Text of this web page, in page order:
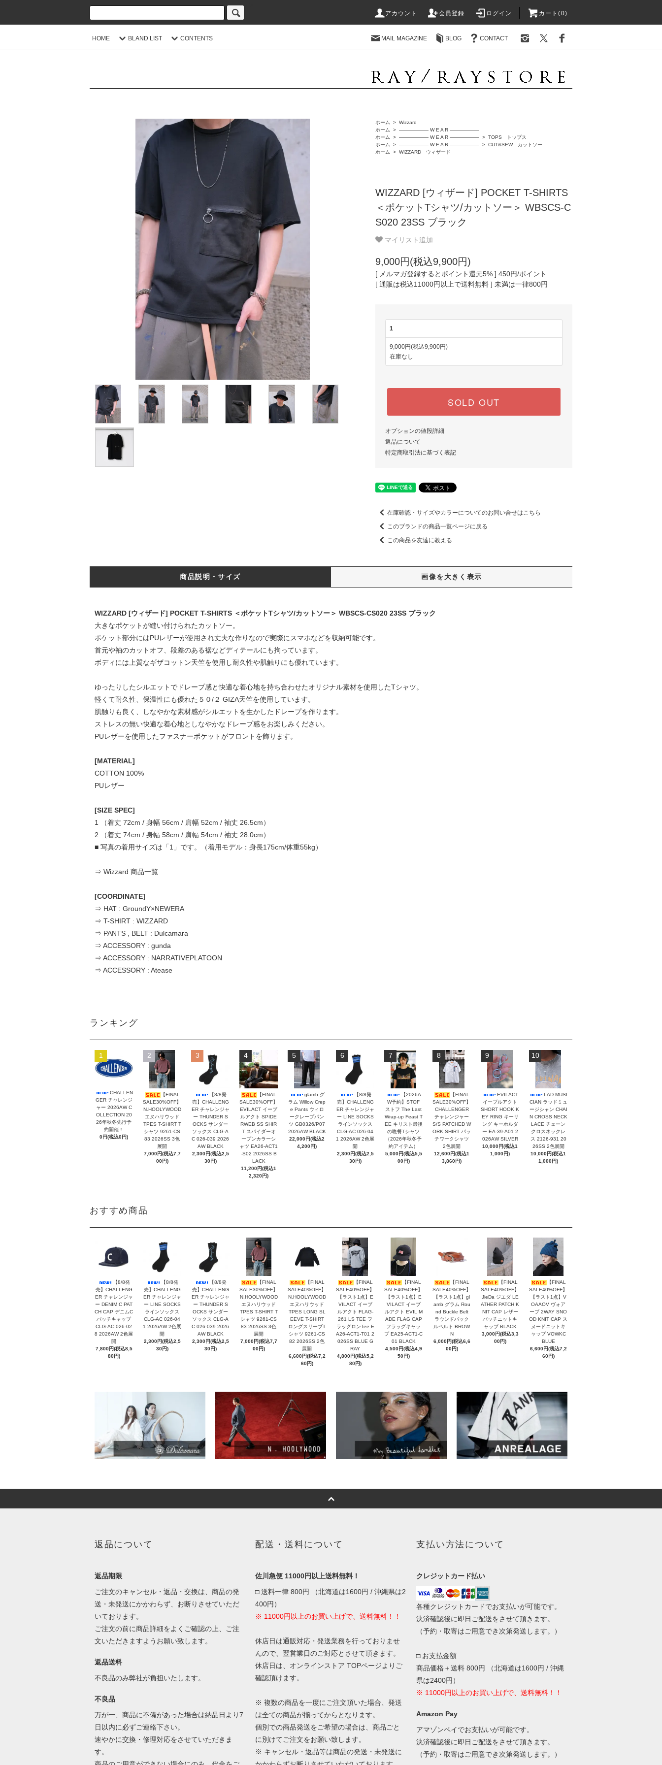
アカウント 会員登録 ログイン カート(0)
HOME BLAND LIST CONTENTS MAIL MAGAZINE BLOG CONTACT
ホーム > Wizzard
ホーム
> ―――――― W E A R ――――――
ホーム
> ―――――― W E A R ―――――― > TOPS トップス
ホーム
> ―――――― W E A R ―――――― > CUT&SEW カットソー
ホーム
> WIZZARD ウィザード
WIZZARD [ウィザード] POCKET T-SHIRTS
＜ポケットTシャツ/カットソー＞ WBSCS-C
S020 23SS ブラック
マイリスト追加
9,000円(税込9,900円)
[ メルマガ登録するとポイント還元5% ] 450円/ポイント
[ 通販は税込11000円以上で送料無料 ] 未満は一律800円
1
9,000円(税込9,900円)
在庫なし
SOLD OUT
オプションの値段詳細
返品について
特定商取引法に基づく表記
在庫確認・サイズやカラーについてのお問い合せはこちら
このブランドの商品一覧ページに戻る
この商品を友達に教える
商品説明・サイズ 画像を大きく表示
WIZZARD [ウィザード] POCKET T-SHIRTS ＜ポケットTシャツ/カットソー＞ WBSCS-CS020 23SS ブラック
大きなポケットが縫い付けられたカットソー。
ポケット部分にはPUレザーが使用され丈夫な作りなので実際にスマホなどを収納可能です。
首元や袖のカットオフ、段差のある裾などディテールにも拘っています。
ボディには上質なギザコットン天竺を使用し耐久性や肌触りにも優れています。
ゆったりしたシルエットでドレープ感と快適な着心地を持ち合わせたオリジナル素材を使用したTシャツ。
軽くて耐久性、保温性にも優れた５０/２ GIZA天竺を使用しています。
肌触りも良く、しなやかな素材感がシルエットを生かしたドレープを作ります。
ストレスの無い快適な着心地としなやかなドレープ感をお楽しみください。
PUレザーを使用したファスナーポケットがフロントを飾ります。
[MATERIAL]
COTTON 100%
PUレザー
[SIZE SPEC]
1 （着丈 72cm / 身幅 56cm / 肩幅 52cm / 袖丈 26.5cm）
2 （着丈 74cm / 身幅 58cm / 肩幅 54cm / 袖丈 28.0cm）
■ 写真の着用サイズは「1」です。（着用モデル：身長175cm/体重55kg）
⇒ Wizzard 商品一覧
[COORDINATE]
⇒ HAT : GroundY×NEWERA
⇒ T-SHIRT : WIZZARD
⇒ PANTS , BELT : Dulcamara
⇒ ACCESSORY : gunda
⇒ ACCESSORY : NARRATIVEPLATOON
⇒ ACCESSORY : Atease
ランキング
1
CHALLEN
GER チャレンジ
ャー 2026AW C
OLLECTION 20
26年秋冬先行予
約開催！
0円(税込0円)
2
【FINAL
SALE30%OFF】
N.HOOLYWOOD
エヌハリウッド
TPES T-SHIRT T
シャツ 9261-CS
83 2026SS 3色
展開
7,000円(税込7,7
00円)
3
【8/8発
売】CHALLENG
ER チャレンジャ
ー THUNDER S
OCKS サンダー
ソックス CLG-A
C 026-039 2026
AW BLACK
2,300円(税込2,5
30円)
4
【FINAL
SALE30%OFF】
EVILACT イーブ
ルアクト SPIDE
RWEB SS SHIR
T スパイダーオ
ープンカラーシ
ャツ EA26-ACT1
-S02 2026SS B
LACK
11,200円(税込1
2,320円)
5
glamb グ
ラム Willow Crep
e Pants ウィロ
ークレープパン
ツ GB0326/P07
2026AW BLACK
22,000円(税込2
4,200円)
6
【8/8発
売】CHALLENG
ER チャレンジャ
ー LINE SOCKS
ラインソックス
CLG-AC 026-04
1 2026AW 2色展
開
2,300円(税込2,5
30円)
7
【2026A
W予約】STOF
ストフ The Last
Wrap-up Feast T
EE キリスト最後
の晩餐Tシャツ
（2026年秋冬予
約アイテム）
5,000円(税込5,5
00円)
8
【FINAL
SALE30%OFF】
CHALLENGER
チャレンジャー
S/S PATCHED W
ORK SHIRT パッ
チワークシャツ
2色展開
12,600円(税込1
3,860円)
9
EVILACT
イーブルアクト
SHORT HOOK K
EY RING キーリ
ング キーホルダ
ー EA-39-A01 2
026AW SILVER
10,000円(税込1
1,000円)
10
LAD MUSI
CIAN ラッドミュ
ージシャン CHAI
N CROSS NECK
LACE チェーン
クロスネックレ
ス 2126-931 20
26SS 2色展開
10,000円(税込1
1,000円)
おすすめ商品
【8/8発
売】CHALLENG
ER チャレンジャ
ー DENIM C PAT
CH CAP デニムC
パッチキャップ
CLG-AC 026-02
8 2026AW 2色展
開
7,800円(税込8,5
80円)
【8/8発
売】CHALLENG
ER チャレンジャ
ー LINE SOCKS
ラインソックス
CLG-AC 026-04
1 2026AW 2色展
開
2,300円(税込2,5
30円)
【8/8発
売】CHALLENG
ER チャレンジャ
ー THUNDER S
OCKS サンダー
ソックス CLG-A
C 026-039 2026
AW BLACK
2,300円(税込2,5
30円)
【FINAL
SALE30%OFF】
N.HOOLYWOOD
エヌハリウッド
TPES T-SHIRT T
シャツ 9261-CS
83 2026SS 3色
展開
7,000円(税込7,7
00円)
【FINAL
SALE40%OFF】
N.HOOLYWOOD
エヌハリウッド
TPES LONG SL
EEVE T-SHIRT
ロングスリーブT
シャツ 9261-CS
82 2026SS 2色
展開
6,600円(税込7,2
60円)
【FINAL
SALE40%OFF】
【ラスト1点】E
VILACT イーブ
ルアクト FLAG-
261 LS TEE フ
ラッグロンTee E
A26-ACT1-T01 2
026SS BLUE G
RAY
4,800円(税込5,2
80円)
【FINAL
SALE40%OFF】
【ラスト1点】E
VILACT イーブ
ルアクト EVIL M
ADE FLAG CAP
フラッグキャッ
プ EA25-ACT1-C
01 BLACK
4,500円(税込4,9
50円)
【FINAL
SALE40%OFF】
【ラスト1点】gl
amb グラム Rou
nd Buckle Belt
ラウンドバック
ルベルト BROW
N
6,000円(税込6,6
00円)
【FINAL
SALE40%OFF】
JieDa ジエダ LE
ATHER PATCH K
NIT CAP レザー
パッチニットキ
ャップ BLACK
3,000円(税込3,3
00円)
【FINAL
SALE40%OFF】
【ラスト1点】V
OAAOV ヴォア
ーブ 2WAY SNO
OD KNIT CAP ス
ヌードニットキ
ャップ VOWKC
BLUE
6,600円(税込7,2
60円)
返品について
返品期限
ご注文のキャンセル・返品・交換は、商品の発
送・未発送にかかわらず、お断りさせていただ
いております。
ご注文の前に商品詳細をよくご確認の上、ご注
文いただきますようお願い致します。
返品送料
不良品のみ弊社が負担いたします。
不良品
万が一、商品に不備があった場合は納品日より7
日以内に必ずご連絡下さい。
速やかに交換・修理対応をさせていただきま
す。
配送・送料について
佐川急便 11000円以上送料無料！
□ 送料一律 800円 （北海道は1600円 / 沖縄県は2
400円）
※ 11000円以上のお買い上げで、送料無料！！
休店日は通販対応・発送業務を行っておりませ
んので、翌営業日のご対応とさせて頂きます。
休店日は、オンラインストア TOPページよりご
確認頂けます。
※ 複数の商品を一度にご注文頂いた場合、発送
は全ての商品が揃ってからとなります。
個別での商品発送をご希望の場合は、商品ごと
に別けてご注文をお願い致します。
※ キャンセル・返品等は商品の発送・未発送に
支払い方法について
クレジットカード払い
各種クレジットカードでお支払いが可能です。
決済確認後に即日ご配送をさせて頂きます。
（予約・取寄はご用意でき次第発送します。）
□ お支払金額
商品価格＋送料 800円 （北海道は1600円 / 沖縄
県は2400円）
※ 11000円以上のお買い上げで、送料無料！！
Amazon Pay
アマゾンペイでお支払いが可能です。
決済確認後に即日ご配送をさせて頂きます。
（予約・取寄はご用意でき次第発送します。）